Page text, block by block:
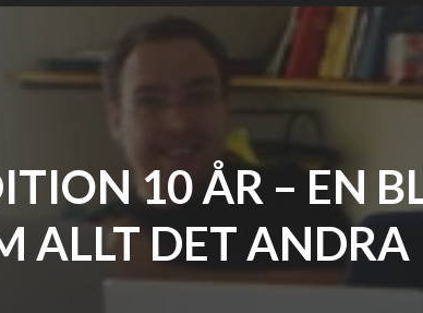
10 ÅR – EN
ALLT DET ANDRA